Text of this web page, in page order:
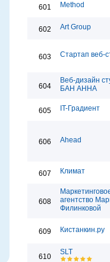
601 Method
602 Art Group
603 Стартап веб-
604
Веб-дизайн
БАН АННА
605 IT-Градиент
606 Ahead
607 Климат
608
агентство
Филинковой
609 Кистанкин.ру
610
SLT